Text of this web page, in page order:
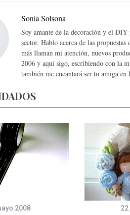
Sonia Solsona
Soy amante de la decoración y el DIY
sector. Hablo acerca de las
más llaman mi atención, nuevos
2006 y aquí sigo, escribiendo con la
también me encantará ser tu amiga en
2008